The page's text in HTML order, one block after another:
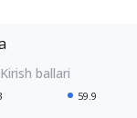
59.9